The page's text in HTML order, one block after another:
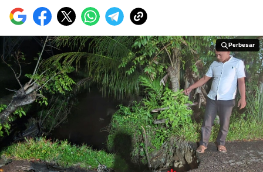
Perbesar
Perbesar